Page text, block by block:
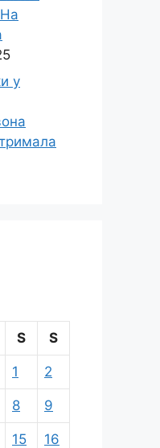
у
S S
1 2
8 9
15 16